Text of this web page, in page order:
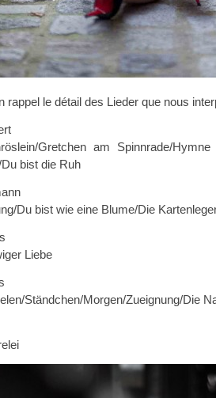
rappel le détail des Lieder que nous
Gretchen am Spinnrade/
bist die Ruh
Du bist wie eine Blume/Die
Liebe
Ständchen/Morgen/Zueignung/Die